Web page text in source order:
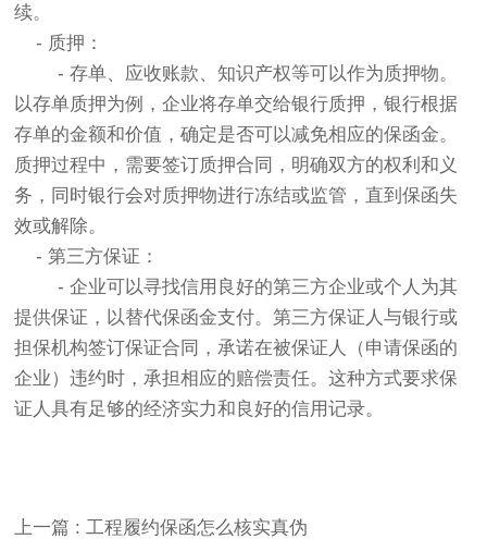
续。
- 质押：
- 存单、应收账款、知识产权等可以作为质押物。
以存单质押为例，企业将存单交给银行质押，银行根据
存单的金额和价值，确定是否可以减免相应的保函金。
质押过程中，需要签订质押合同，明确双方的权利和义
务，同时银行会对质押物进行冻结或监管，直到保函失
效或解除。
- 第三方保证：
- 企业可以寻找信用良好的第三方企业或个人为其
提供保证，以替代保函金支付。第三方保证人与银行或
担保机构签订保证合同，承诺在被保证人（申请保函的
企业）违约时，承担相应的赔偿责任。这种方式要求保
证人具有足够的经济实力和良好的信用记录。
上一篇 : 工程履约保函怎么核实真伪